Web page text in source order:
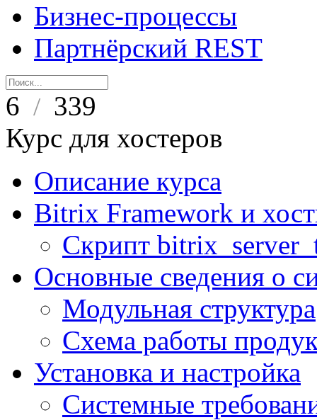
Бизнес-процессы
Партнёрский REST
6 / 339
Курс для хостеров
Описание курса
Bitrix Framework и
Скрипт
Основные сведения о
Модульная структура
Схема работы
Установка и настройка
Системные